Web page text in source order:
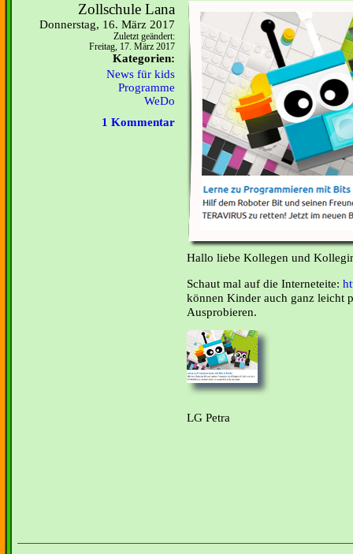
Zollschule Lana
Donnerstag, 16. März 2017
Zuletzt geändert:
Freitag, 17. März 2017
Kategorien:
News für kids
Programme
WeDo
1 Kommentar
Hallo liebe Kollegen und
Schaut mal auf die Interneteite:
können Kinder auch ganz leicht
Ausprobieren.
LG Petra